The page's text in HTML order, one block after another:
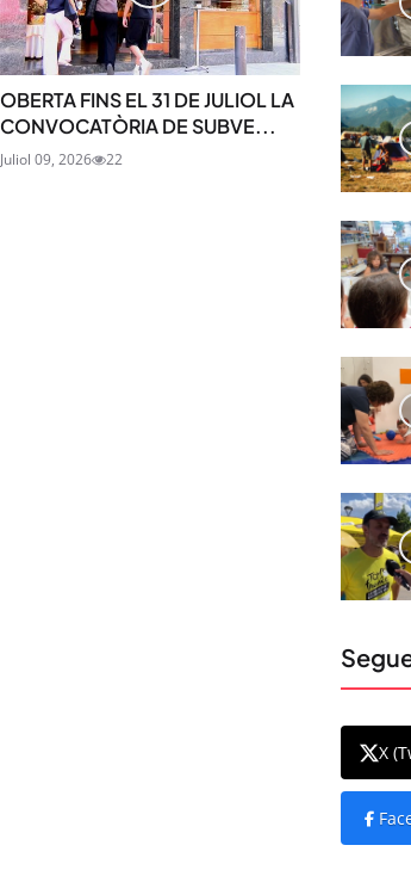
OBERTA FINS EL 31 DE JULIOL LA
CONVOCATÒRIA DE SUBVE...
Juliol 09, 2026 22
X